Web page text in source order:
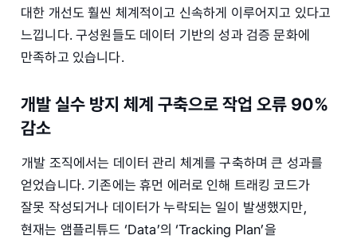
대한 개선도 훨씬 체계적이고 신속하게 이루어지고 있다고
느낍니다. 구성원들도 데이터 기반의 성과 검증 문화에
만족하고 있습니다.
개발 실수 방지 체계 구축으로 작업 오류 90%
감소
개발 조직에서는 데이터 관리 체계를 구축하며 큰 성과를
얻었습니다. 기존에는 휴먼 에러로 인해 트래킹 코드가
잘못 작성되거나 데이터가 누락되는 일이 발생했지만,
현재는 앰플리튜드 ‘Data’의 ‘Tracking Plan’을